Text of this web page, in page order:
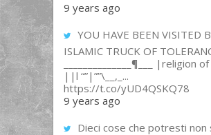
9 years ago
YOU HAVE BEEN VISITED
ISLAMIC TRUCK OF
______________¶___ |religion
||l “”|””\__,_...
https://t.co/yUD4QSKQ78
9 years ago
Dieci cose che potresti non